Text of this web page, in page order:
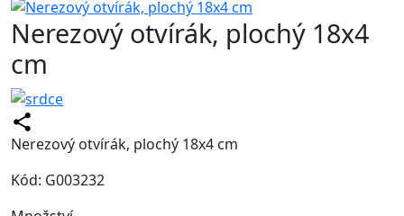
Nerezový otvírák, plochý 18x4
cm
Nerezový otvírák, plochý 18x4 cm
Kód: G003232